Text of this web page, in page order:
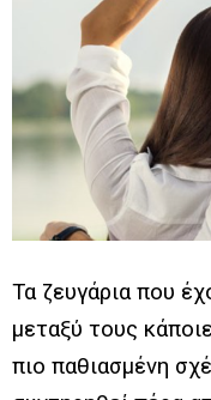
Τα ζευγάρια που
μεταξύ τους
πιο παθιασμένη